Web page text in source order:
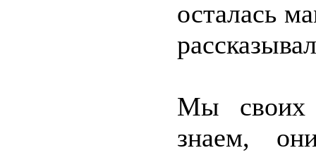
осталась
Мы своих
знаем,